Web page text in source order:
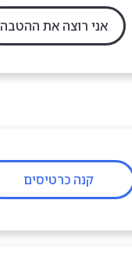
אני רוצה את ההטבה
קנה כרטיסים